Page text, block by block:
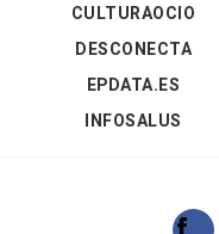
CULTURAOCIO
DESCONECTA
EPDATA.ES
INFOSALUS